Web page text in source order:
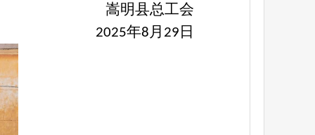
嵩明县总工会
2025年8月 29 日